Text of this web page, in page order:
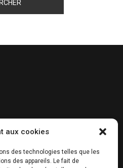
aux cookies
des technologies telles que les
des appareils. Le fait de